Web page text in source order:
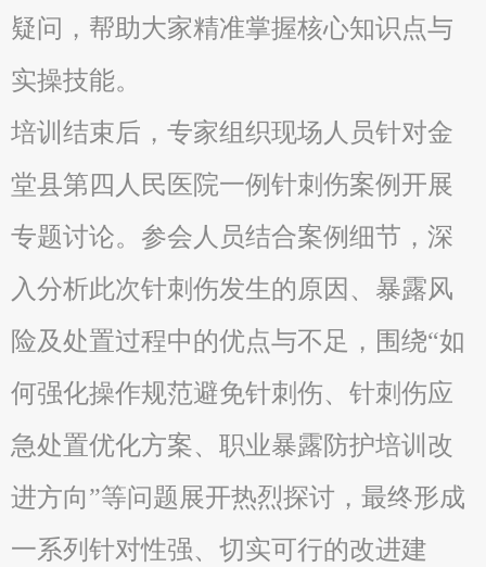
疑问，帮助大家精准掌握核心知识点与
实操技能。
培训结束后，专家组织现场人员针对金
堂县第四人民医院一例针刺伤案例开展
专题讨论。参会人员结合案例细节，深
入分析此次针刺伤发生的原因、暴露风
险及处置过程中的优点与不足，围绕“如
何强化操作规范避免针刺伤、针刺伤应
急处置优化方案、职业暴露防护培训改
进方向”等问题展开热烈探讨，最终形成
一系列针对性强、切实可行的改进建